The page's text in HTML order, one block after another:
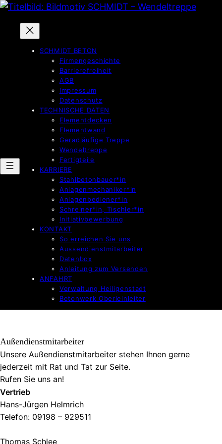
Direkt
wechseln
SCHMIDT BETON
Firmengeschichte
Barrierefreiheit
AGB
Impressum
Datenschutz
TECHNISCHE DATEN
Elementdecken
Elementwand
Geradläufige Treppe
Wendeltreppe
Fertigteile
KARRIERE
Stahlbetonbauer*in
Anlagenmechaniker*in
Anlagenbediener*in
Schreiner*in, Tischler*in
Initiativbewerbung
KONTAKT
So erreichen Sie uns
Aussendienstmitarbeiter
Datenbox
Anleitung zum Versenden
ANFAHRT
Verwaltung Heiligenstadt
Betonwerk Oberleinleiter
Außendienstmitarbeiter
Unsere Außendienstmitarbeiter stehen Ihnen gerne
jederzeit mit Rat und Tat zur Seite.
Rufen Sie uns an!
Vertrieb
Hans-Jürgen Helmrich
Telefon: 09198 – 929511
Thomas Schlee